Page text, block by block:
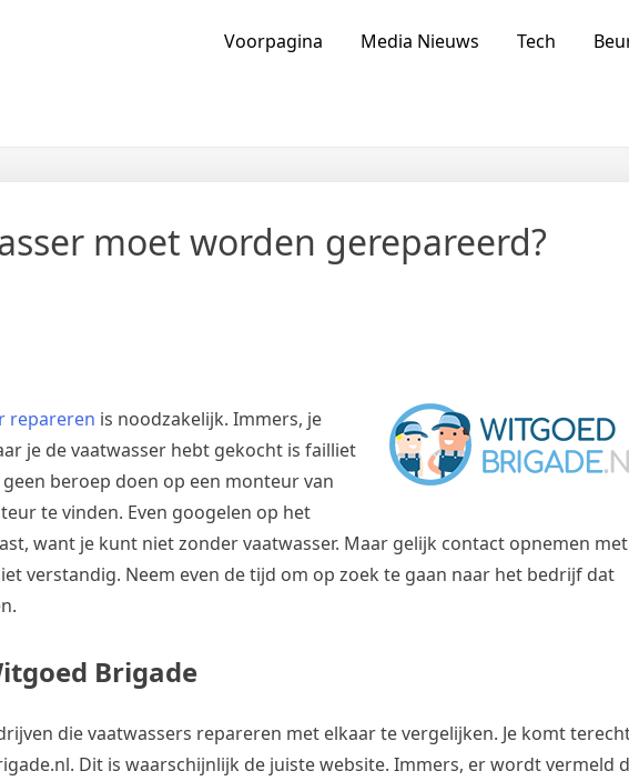
Van Nederland En Buitenland
Voorpagina Media Nieuws Tech
moet worden gerepareerd?
repareren is noodzakelijk. Immers, je
je de vaatwasser hebt gekocht is failliet
beroep doen op een monteur van
te vinden. Even googelen op het
want je kunt niet zonder vaatwasser. Maar gelijk contact opnemen met
verstandig. Neem even de tijd om op zoek te gaan naar het bedrijf dat
Brigade
die vaatwassers repareren met elkaar te vergelijken. Je komt
Dit is waarschijnlijk de juiste website. Immers, er wordt vermeld